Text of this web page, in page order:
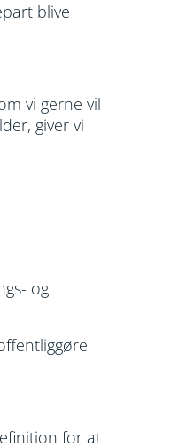
blive
vi gerne vil
giver vi
og
for at